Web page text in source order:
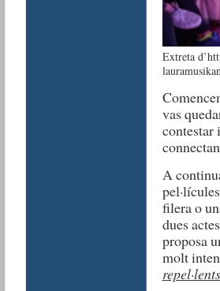
Extreta
vas
contestar
A
filera o
dues
proposa
molt
repel·lents